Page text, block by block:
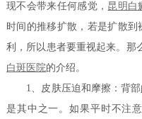
现不会带来任何感觉， 昆明白
时间的推移扩散，若是扩散
利，所以患者要重视起来。那
白斑医院的介绍。
1、皮肤压迫和摩擦：背部
是其中之一。如果平时不注